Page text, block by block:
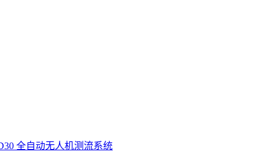
全自动无人机测流系统